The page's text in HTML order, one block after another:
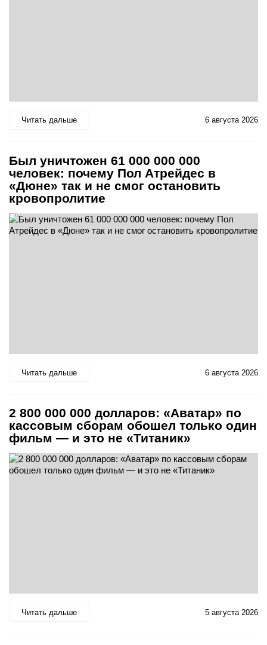
Читать дальше 6 августа 2026
Был уничтожен 61 000 000 000
человек: почему Пол Атрейдес в
«Дюне» так и не смог остановить
кровопролитие
Читать дальше 6 августа 2026
2 800 000 000 долларов: «Аватар» по
кассовым сборам обошел только один
фильм — и это не «Титаник»
Читать дальше 5 августа 2026